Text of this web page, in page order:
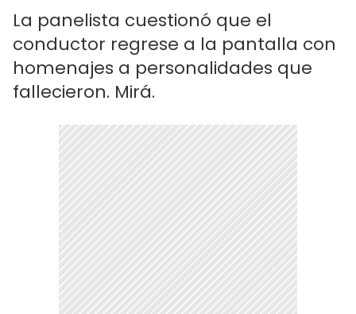
La panelista cuestionó que el
conductor regrese a la pantalla con
homenajes a personalidades que
fallecieron. Mirá.